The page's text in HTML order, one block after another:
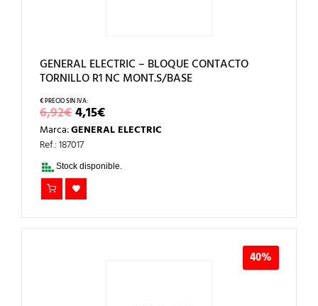
GENERAL ELECTRIC – BLOQUE CONTACTO
TORNILLO R1 NC MONT.S/BASE
6,92€EL
PRECIO
ORIGINAL
ERA:
6,92€.
4,15€EL
PRECIO
ACTUAL
4,15€.
Marca:GENERAL ELECTRIC
Ref.: 187017
Stock disponible.
40%